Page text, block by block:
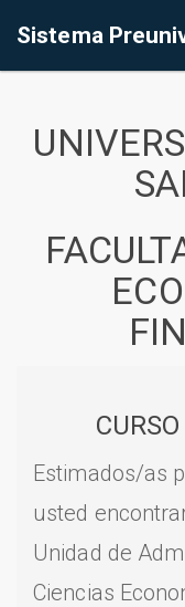
Sistema
Estimados/as
usted
Unidad de
Ciencias